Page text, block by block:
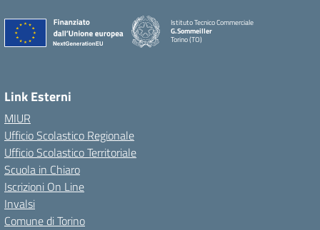
Istituto Tecnico Commerciale
G.Sommeiller
Torino (TO)
Link Esterni
MIUR
Ufficio Scolastico Regionale
Ufficio Scolastico Territoriale
Scuola in Chiaro
Iscrizioni On Line
Invalsi
Comune di Torino